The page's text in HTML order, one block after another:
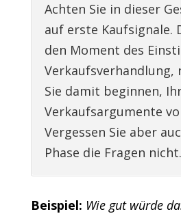
Achten Sie in dieser
auf erste Kaufsignale.
den Moment des
Verkaufsverhandlung,
Sie damit beginnen,
Verkaufsargumente
Vergessen Sie aber
Phase die Fragen nicht.
Beispiel: Wie gut würde